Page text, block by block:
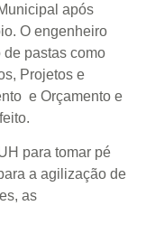
após
O engenheiro
pastas como
Projetos e
e Orçamento e
para tomar pé
a agilização de
as